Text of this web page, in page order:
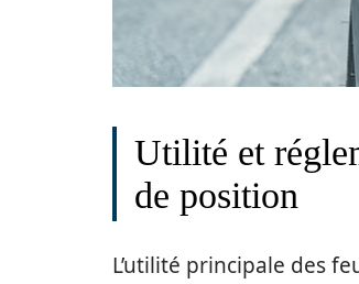
Utilité et
de position
L’utilité principale des